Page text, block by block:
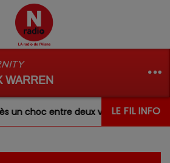
WARREN
LE FIL INFO
choc entre deux véhicules